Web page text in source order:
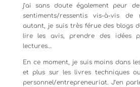
j’ai sans doute également peur
sentiments/ressentis vis-à-vis de
autant, je suis très férue des blogs
lire les avis, prendre des idées
lectures…
En ce moment, je suis moins dans
et plus sur les livres techniques
personnel/entrepreneuriat. J’en